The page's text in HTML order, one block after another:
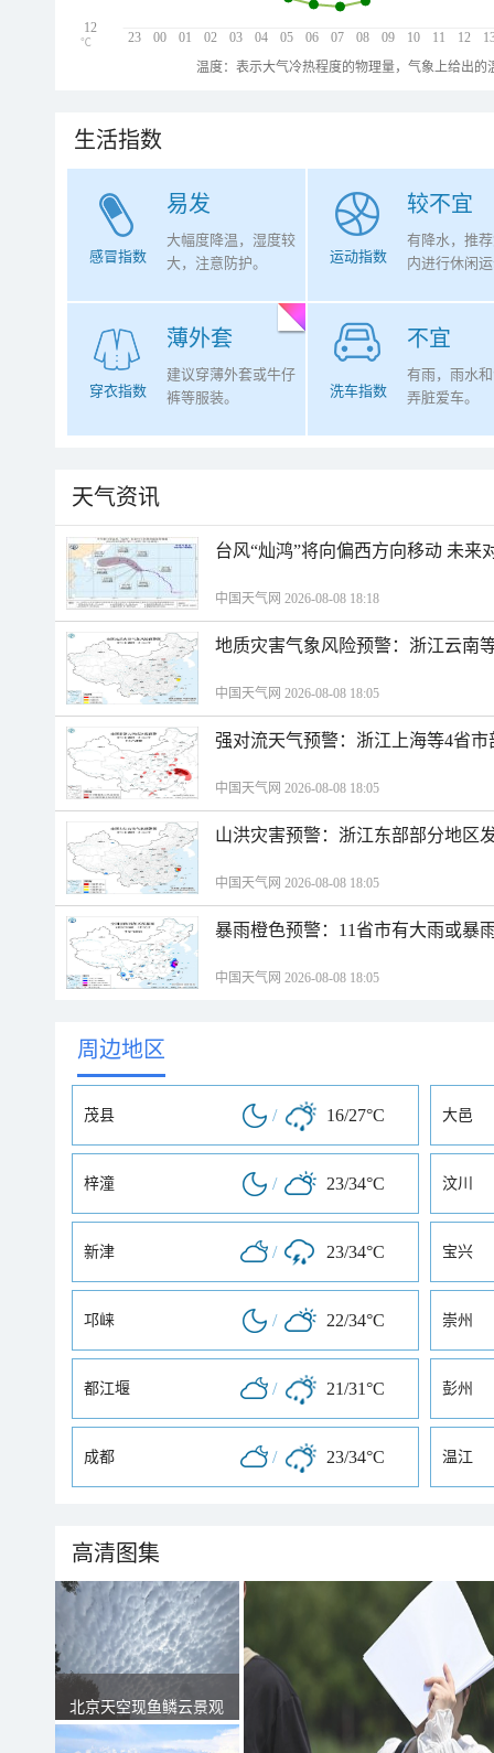
23 00 01 02 03 04 05 06 07 08 09 10 11 12
12
℃
温度：表示大气冷热程度的物理量，气象上给出
生活指数
易发
感冒指数
大幅度降温，湿度较
大，注意防护。
较不宜
运动指数
有降水，推
内进行休闲
薄外套
穿衣指数
建议穿薄外套或牛仔
裤等服装。
不宜
洗车指数
有雨，雨水
弄脏爱车。
天气资讯
台风“灿鸿”将向偏西方向移动 未来
中国天气网 2026-08-08 18:18
地质灾害气象风险预警：浙江云南
中国天气网 2026-08-08 18:05
强对流天气预警：浙江上海等4省
中国天气网 2026-08-08 18:05
山洪灾害预警：浙江东部部分地区
中国天气网 2026-08-08 18:05
暴雨橙色预警：11省市有大雨或暴
中国天气网 2026-08-08 18:05
周边地区
茂县 / 16/27°C 大邑
梓潼 / 23/34°C 汶川
新津 / 23/34°C 宝兴
邛崃 / 22/34°C 崇州
都江堰 / 21/31°C 彭州
成都 / 23/34°C 温江
高清图集
北京天空现鱼鳞云景观